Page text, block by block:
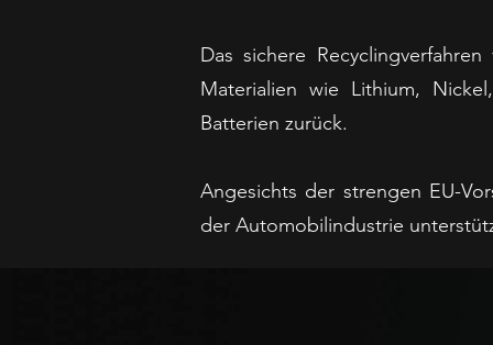
Das sichere
Materialien wie Lithium,
Batterien zurück.
Angesichts der strengen EU-
der Automobilindustrie